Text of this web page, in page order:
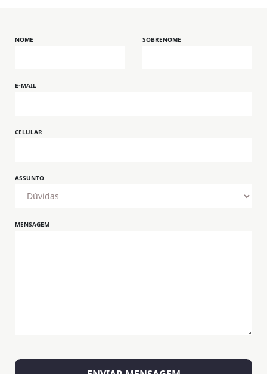
NOME SOBRENOME
E-MAIL
CELULAR
ASSUNTO
MENSAGEM